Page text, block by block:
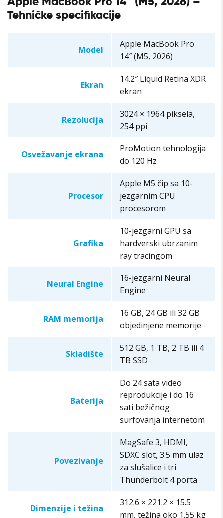
Apple MacBook Pro 14″ (M5, 2026) –
Tehničke specifikacije
Model
Apple MacBook Pro
14″ (M5, 2026)
Ekran
14.2″ Liquid Retina XDR
ekran
Rezolucija
3024 × 1964 piksela,
254 ppi
Osvežavanje ekrana
ProMotion tehnologija
do 120 Hz
Procesor
Apple M5 čip sa 10-
jezgarnim CPU
procesorom
Grafika
10-jezgarni GPU sa
hardverski ubrzanim
ray tracingom
Neural Engine
16-jezgarni Neural
Engine
RAM memorija
16 GB, 24 GB ili 32 GB
objedinjene memorije
Skladište
512 GB, 1 TB, 2 TB ili 4
TB SSD
Baterija
Do 24 sata video
reprodukcije i do 16
sati bežičnog
surfovanja internetom
Povezivanje
MagSafe 3, HDMI,
SDXC slot, 3.5 mm ulaz
za slušalice i tri
Thunderbolt 4 porta
Dimenzije i težina
312.6 × 221.2 × 15.5
mm, težina oko 1.55 kg